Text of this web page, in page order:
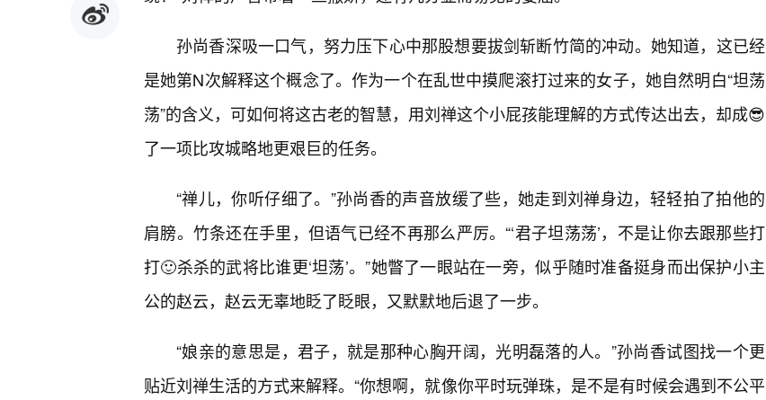
孙尚香深吸一口气，努力压下心中那股想要拔剑斩断竹简的冲动。她知道，这已经
是她第N次解释这个概念了。作为一个在乱世中摸爬滚打过来的女子，她自然明白“坦荡
荡”的含义，可如何将这古老的智慧，用刘禅这个小屁孩能理解的方式传达出去，却成😎
了一项比攻城略地更艰巨的任务。
“禅儿，你听仔细了。”孙尚香的声音放缓了些，她走到刘禅身边，轻轻拍了拍他的
肩膀。竹条还在手里，但语气已经不再那么严厉。“‘君子坦荡荡’，不是让你去跟那些打
打🙂杀杀的武将比谁更‘坦荡’。”她瞥了一眼站在一旁，似乎随时准备挺身而出保护小主
公的赵云，赵云无辜地眨了眨眼，又默默地后退了一步。
“娘亲的意思是，君子，就是那种心胸开阔，光明磊落的人。”孙尚香试图找一个更
贴近刘禅生活的方式来解释。“你想啊，就像你平时玩弹珠，是不是有时候会遇到不公平